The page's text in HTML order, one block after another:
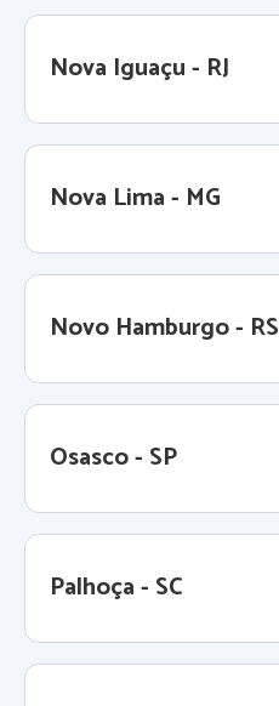
Nova Iguaçu - RJ
Nova Lima - MG
Novo Hamburgo - RS
Osasco - SP
Palhoça - SC